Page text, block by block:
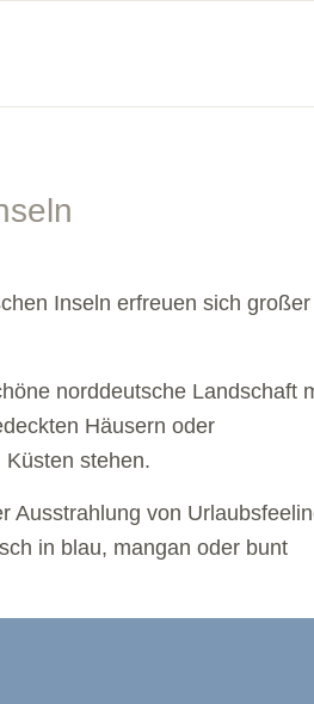
Inseln erfreuen sich großer
norddeutsche Landschaft
Häusern oder
stehen.
Ausstrahlung von
in blau, mangan oder bunt